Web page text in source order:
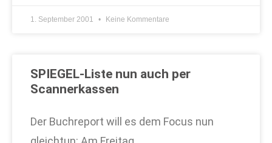
1. September 2001 Keine Kommentare
SPIEGEL-Liste nun auch per
Scannerkassen
Der Buchreport will es dem Focus nun